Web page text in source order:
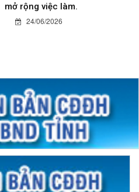
mở rộng việc làm.
24/06/2026